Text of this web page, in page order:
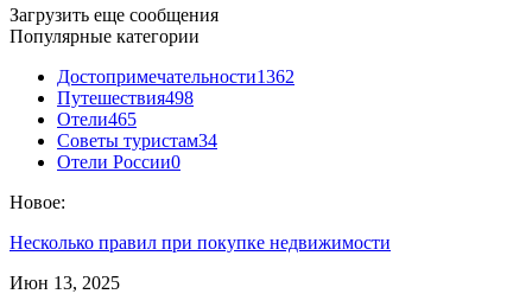
Загрузить еще сообщения
Популярные категории
Достопримечательности1362
Путешествия498
Отели465
Советы туристам34
Отели России0
Новое:
Несколько правил при покупке недвижимости
Июн 13, 2025